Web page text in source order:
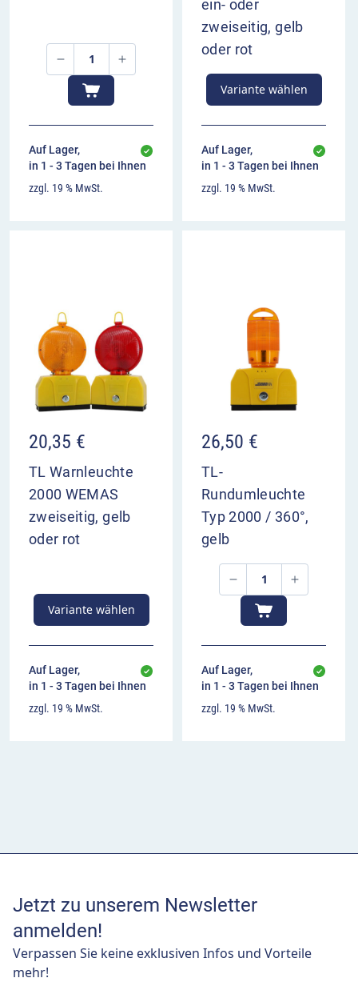
Auf Lager,
in 1 - 3 Tagen bei Ihnen
zzgl. 19 % MwSt.
ein- oder
zweiseitig, gelb
oder rot
Variante wählen
Auf Lager,
in 1 - 3 Tagen bei Ihnen
zzgl. 19 % MwSt.
20,35 €
TL Warnleuchte
2000 WEMAS
zweiseitig, gelb
oder rot
Variante wählen
Auf Lager,
in 1 - 3 Tagen bei Ihnen
zzgl. 19 % MwSt.
26,50 €
TL-
Rundumleuchte
Typ 2000 / 360°,
gelb
Auf Lager,
in 1 - 3 Tagen bei Ihnen
zzgl. 19 % MwSt.
Jetzt zu unserem Newsletter
anmelden!
Verpassen Sie keine exklusiven Infos und Vorteile
mehr!